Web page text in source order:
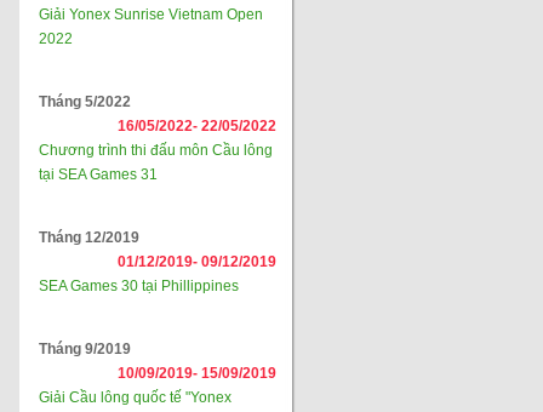
Giải Yonex Sunrise Vietnam Open
2022
Tháng 5/2022
16/05/2022- 22/05/2022
Chương trình thi đấu môn Cầu lông
tại SEA Games 31
Tháng 12/2019
01/12/2019- 09/12/2019
SEA Games 30 tại Phillippines
Tháng 9/2019
10/09/2019- 15/09/2019
Giải Cầu lông quốc tế "Yonex